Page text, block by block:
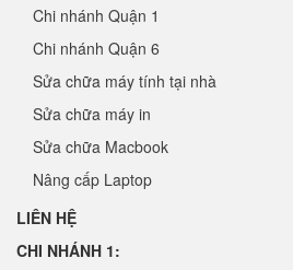
Chi nhánh Quận 1
Chi nhánh Quận 6
Sửa chữa máy tính tại nhà
Sửa chữa máy in
Sửa chữa Macbook
Nâng cấp Laptop
LIÊN HỆ
CHI NHÁNH 1: